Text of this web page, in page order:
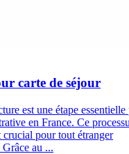
carte de séjour
est une étape essentielle
en France. Ce
pour tout étranger
au ...